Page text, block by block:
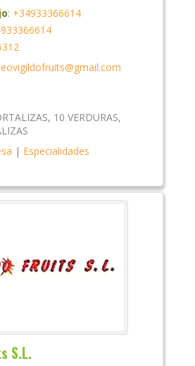
: +34933366614
, 10 VERDURAS,
| Especialidades
S.L.